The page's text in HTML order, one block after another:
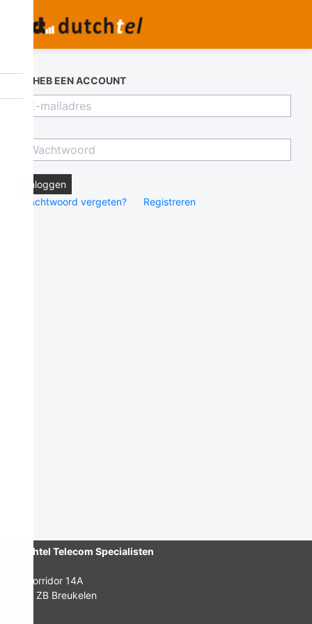
IK HEB EEN ACCOUNT
Inloggen
Wachtwoord vergeten?
Registreren
Dutchtel Telecom Specialisten
De Corridor 14A
3621 ZB Breukelen